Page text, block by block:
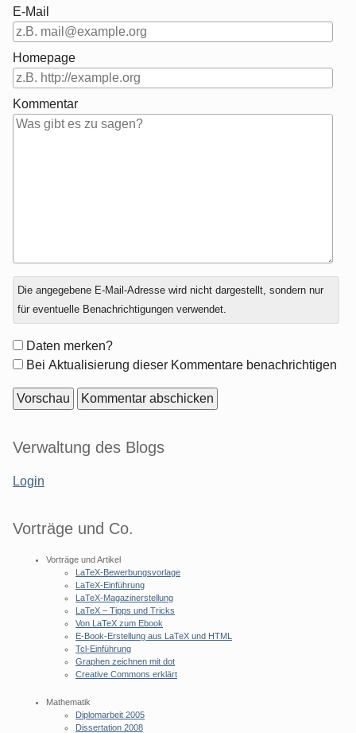
E-Mail
Homepage
Kommentar
Antwort
zu
Die angegebene E-Mail-Adresse wird nicht dargestellt, sondern nur
für eventuelle Benachrichtigungen verwendet.
Formular-
Optionen
Daten merken?
Bei Aktualisierung dieser Kommentare benachrichtigen
Seitenleiste
Verwaltung des Blogs
Login
Vorträge und Co.
Vorträge und Artikel
LaTeX-Bewerbungsvorlage
LaTeX-Einführung
LaTeX-Magazinerstellung
LaTeX – Tipps und Tricks
Von LaTeX zum Ebook
E-Book-Erstellung aus LaTeX und HTML
Tcl-Einführung
Graphen zeichnen mit dot
Creative Commons erklärt
Mathematik
Diplomarbeit 2005
Dissertation 2008